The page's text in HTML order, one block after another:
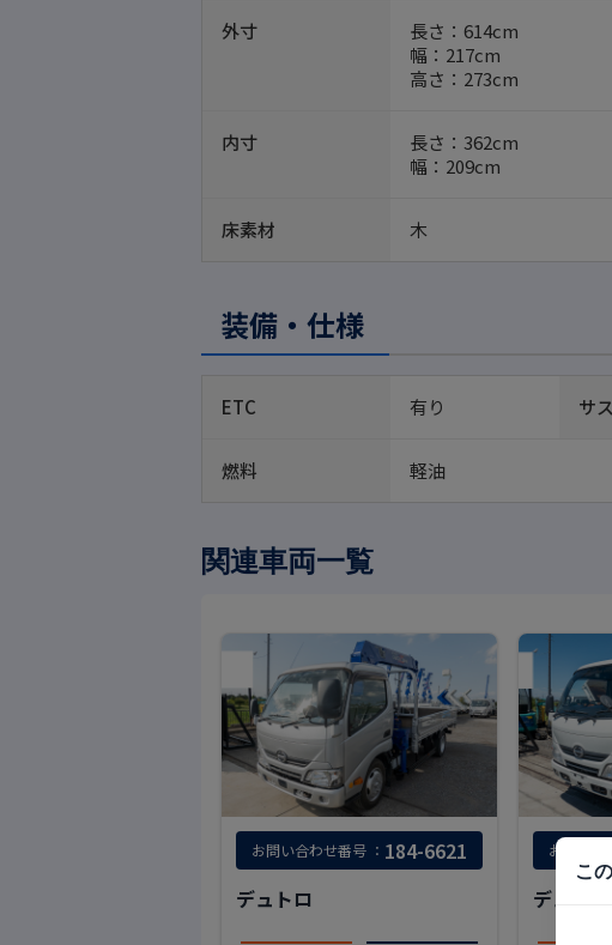
外寸
長さ：614cm
幅：217cm
高さ：273cm
内寸
長さ：362cm
幅：209cm
床素材 木
装備・仕様
ETC 有り サ
燃料 軽油
関連車両一覧
お問い合わせ番号 ： 184-6621
デュトロ
お問い合
デュトロ
こ